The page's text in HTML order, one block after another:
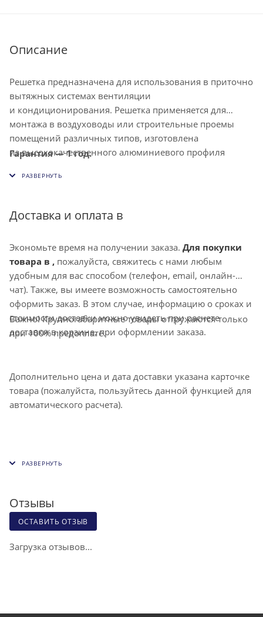
Описание
Решетка предназначена для использования в приточно
вытяжных системах вентиляции
и кондиционирования. Решетка применяется для
монтажа в воздуховоды или строительные проемы
помещений различных типов, изготовлена
из высококачественного алюминиевого профиля
цвет (RAL9016). Решетка снабжена индивидуально
комплектоваться клапаном расхода воздуха D.
Гарантия — 1 год.
Доставка и оплата в
Экономьте время на получении заказа. Для покупки
товара в , пожалуйста, свяжитесь с нами любым
удобным для вас способом (телефон, email, онлайн-
чат). Также, вы имеете возможность самостоятельно
оформить заказ. В этом случае, информацию о сроках и
стоимости доставки можно увидеть при расчете
доставки в корзине, при оформлении заказа.
Важно! Крупногабаритные товары отгружаются только
при 100% предоплате.
Дополнительно цена и дата доставки указана карточке
товара (пожалуйста, пользуйтесь данной функцией для
автоматического расчета).
Отзывы
ОСТАВИТЬ ОТЗЫВ
Загрузка отзывов...